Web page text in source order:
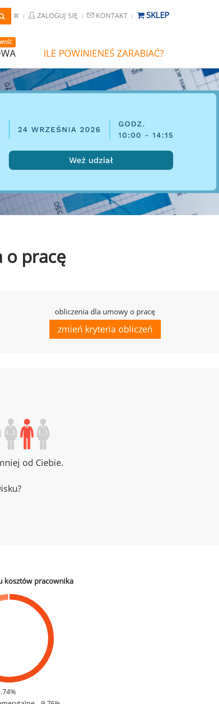
ZALOGUJ SIĘ KONTAKT SKLEP
ILE POWINIENEŚ ZARABIAĆ?
o pracę
obliczenia dla umowy o pracę
zmień kryteria obliczeń
od Ciebie.
kosztów pracownika